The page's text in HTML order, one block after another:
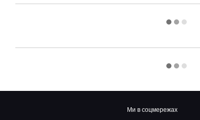
Ми в соцмережах